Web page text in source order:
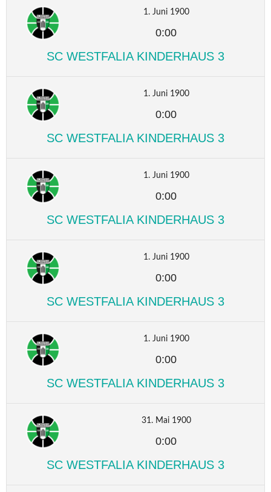
1. Juni 1900
0:00
SC WESTFALIA KINDERHAUS 3
1. Juni 1900
0:00
SC WESTFALIA KINDERHAUS 3
1. Juni 1900
0:00
SC WESTFALIA KINDERHAUS 3
1. Juni 1900
0:00
SC WESTFALIA KINDERHAUS 3
1. Juni 1900
0:00
SC WESTFALIA KINDERHAUS 3
31. Mai 1900
0:00
SC WESTFALIA KINDERHAUS 3